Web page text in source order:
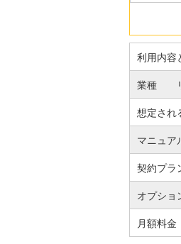
利用内
業種 リ
想定さ
マニュ
契約プ
オプショ
月額料